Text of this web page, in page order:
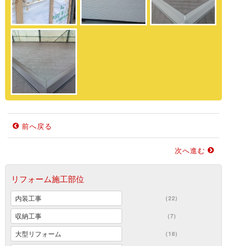
前へ戻る
次へ進む
リフォーム施工部位
内装工事 (22)
収納工事 (7)
大型リフォーム (18)